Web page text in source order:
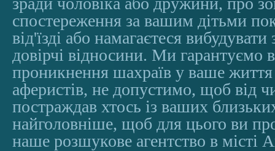
спостереження за вашим дітьми
від'їзді або намагаєтеся
довірчі відносини. Ми гарантуємо
проникнення шахраїв у ваше
аферистів, не допустимо, щоб від
постраждав хтось із ваших
найголовніше, щоб для цього ви
наше розшукове агентство в місті